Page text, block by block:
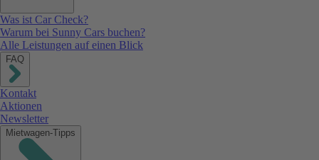
Was ist Car Check?
Warum bei Sunny Cars buchen?
Alle Leistungen auf einen Blick
FAQ
Kontakt
Aktionen
Newsletter
Mietwagen-Tipps